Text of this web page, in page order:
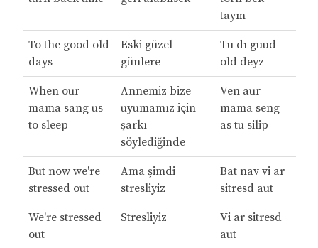
taym
To the good old
days
Eski güzel
günlere
Tu dı guud
old deyz
When our
mama sang us
to sleep
Annemiz bize
uyumamız için
şarkı
söylediğinde
Ven aur
mama seng
as tu silip
But now we're
stressed out
Ama şimdi
stresliyiz
Bat nav vi ar
sitresd aut
We're stressed
out
Stresliyiz
Vi ar sitresd
aut